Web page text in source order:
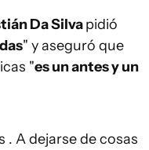
Da Silvapidió
" y aseguró que
"es un antes y un
. A dejarse de cosas